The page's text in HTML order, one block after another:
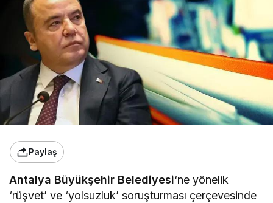
Paylaş
Antalya Büyükşehir Belediyesi‘ne yönelik
‘rüşvet’ ve ‘yolsuzluk’ soruşturması çerçevesinde